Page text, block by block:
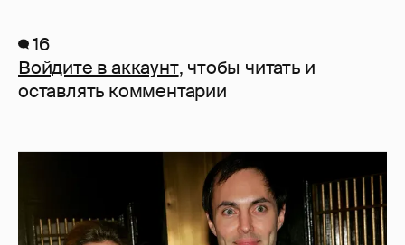
16
Войдите в аккаунт, чтобы читать и
оставлять комментарии